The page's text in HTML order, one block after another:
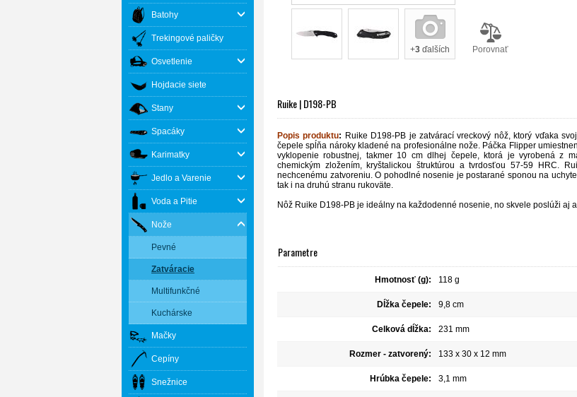
Batohy
Trekingové paličky
Osvetlenie
Hojdacie siete
Stany
Spacáky
Karimatky
Jedlo a Varenie
Voda a Pitie
Nože
Pevné
Zatváracie
Multifunkčné
Kuchárske
Mačky
Cepíny
Snežnice
+3 ďalších Porovnať
Ruike | D198-PB
Popis produktu: Ruike D198-PB je zatvárací vreckový nôž, ktorý vďaka
čepele spĺňa nároky kladené na profesionálne nože. Páčka Flipper
vyklopenie robustnej, takmer 10 cm dlhej čepele, ktorá je vyrobená z
chemickým zložením, kryštalickou štruktúrou a tvrdosťou 57-59 HRC.
nechcenému zatvoreniu. O pohodlné nosenie je postarané sponou na
tak i na druhú stranu rukoväte.
Nôž Ruike D198-PB je ideálny na každodenné nosenie, no skvele poslúži aj
Parametre
Hmotnosť (g): 118 g
Dĺžka čepele: 9,8 cm
Celková dĺžka: 231 mm
Rozmer - zatvorený: 133 x 30 x 12 mm
Hrúbka čepele: 3,1 mm